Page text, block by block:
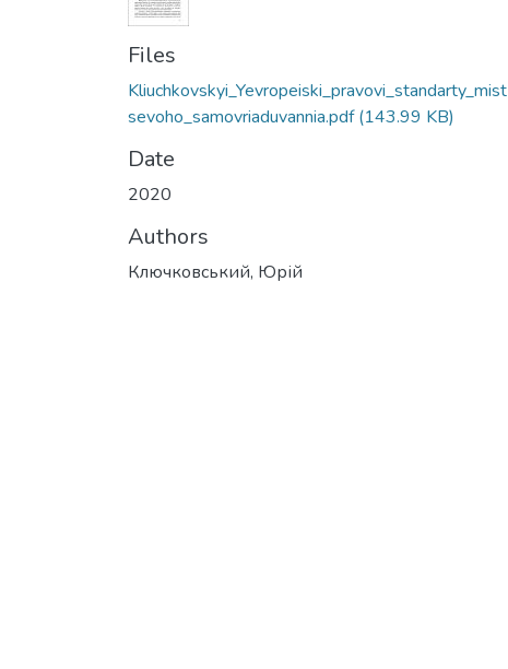
Files
Kliuchkovskyi_Yevropeiski_pravovi_standarty_mist
sevoho_samovriaduvannia.pdf(143.99 KB)
Date
2020
Authors
Ключковський, Юрій